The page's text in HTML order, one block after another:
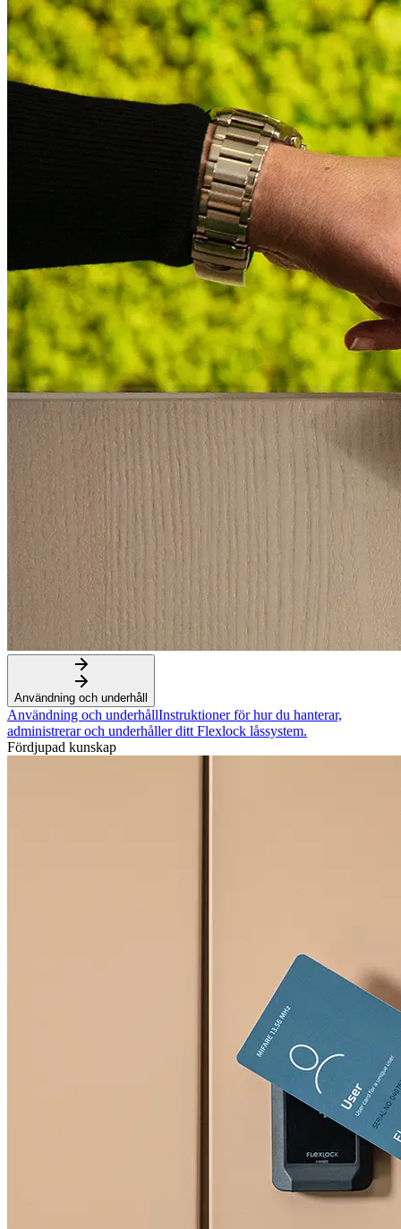
Användning och underhåll
Användning och underhållInstruktioner för hur du hanterar,
administrerar och underhåller ditt Flexlock låssystem.
Fördjupad kunskap